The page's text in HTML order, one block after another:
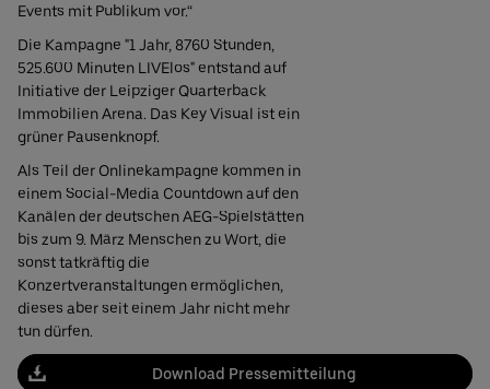
Events mit Publikum vor.“
Die Kampagne "1 Jahr, 8760 Stunden,
525.600 Minuten LIVElos" entstand auf
Initiative der Leipziger Quarterback
Immobilien Arena. Das Key Visual ist ein
grüner Pausenknopf.
Als Teil der Onlinekampagne kommen in
einem Social-Media Countdown auf den
Kanälen der deutschen AEG-Spielstätten
bis zum 9. März Menschen zu Wort, die
sonst tatkräftig die
Konzertveranstaltungen ermöglichen,
dieses aber seit einem Jahr nicht mehr
tun dürfen.
Download Pressemitteilung